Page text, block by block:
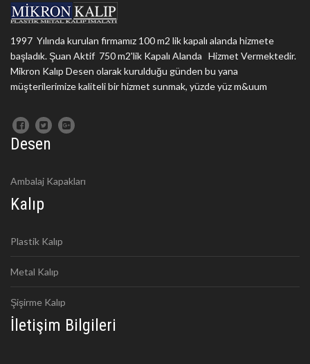
1997 Yılında kurulan firmamız 100 m2 lik kapalı alanda hizmete
başladık. Şuan Aktif 750 m2'lik Kapalı Alanda Hizmet Vermektedir.
Mikron Kalıp Desen olarak kurulduğu günden bu yana
müşterilerimize kaliteli bir hizmet sunmak, yüzde yüz m&uum
Desen
Ambalaj Kapakları
Kalıp
Plastik Kalıp
Metal Kalıp
Şişirme Kalıp
İletişim Bilgileri